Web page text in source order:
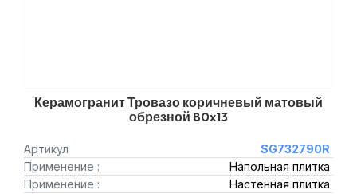
Керамогранит Тровазо коричневый матовый
обрезной 80x13
Артикул
SG732790R
Применение :
Напольная плитка
Применение :
Настенная плитка